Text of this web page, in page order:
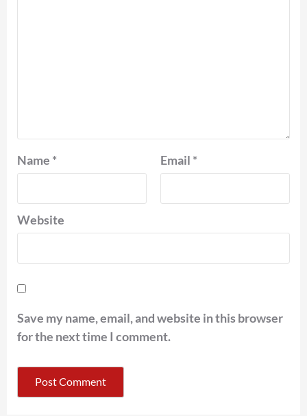
Name * Email *
Website
Save my name, email, and website in this browser
for the next time I comment.